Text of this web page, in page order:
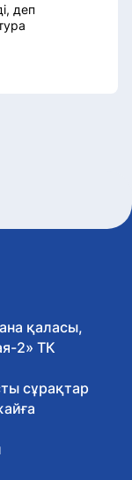
деп
қаласы,
2» ТК
сұрақтар